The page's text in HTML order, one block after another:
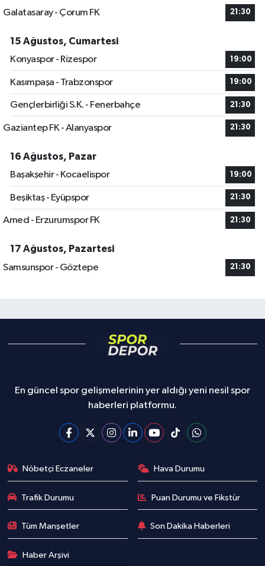
Galatasaray - Çorum FK
21:30
15 Ağustos, Cumartesi
Konyaspor - Rizespor
19:00
Kasımpaşa - Trabzonspor 19:00
Gençlerbirliği S.K. - Fenerbahçe 21:30
Gaziantep FK - Alanyaspor 21:30
16 Ağustos, Pazar
Başakşehir - Kocaelispor
19:00
Beşiktaş - Eyüpspor 21:30
Amed - Erzurumspor FK 21:30
17 Ağustos, Pazartesi
Samsunspor - Göztepe
21:30
En güncel spor gelişmelerinin yer aldığı yeni nesil spor
haberleri platformu.
Nöbetçi Eczaneler Hava Durumu
Trafik Durumu Puan Durumu ve Fikstür
Tüm Manşetler Son Dakika Haberleri
Haber Arşivi